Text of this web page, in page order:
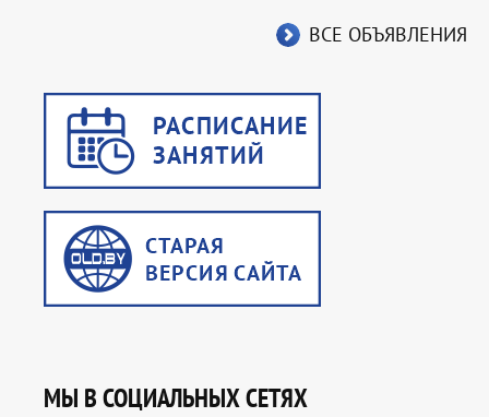
ВСЕ ОБЪЯВЛЕНИЯ
МЫ В СОЦИАЛЬНЫХ СЕТЯХ